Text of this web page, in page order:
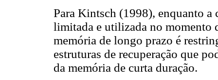
Para Kintsch (1998), enquanto a
limitada e utilizada no momento
memória de longo prazo é
estruturas de recuperação que
da memória de curta duração.